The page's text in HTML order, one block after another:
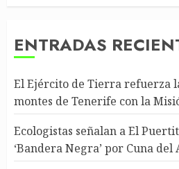
ENTRADAS
El Ejército de Tierra refuerza
montes de Tenerife con la
Ecologistas señalan a El
‘Bandera Negra’ por Cuna del